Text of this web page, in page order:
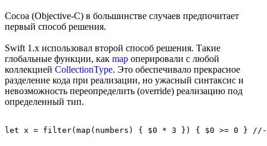
Cocoa (Objective-C) в большинстве случаев предпочитает
первый способ решения.
Swift 1.x использовал второй способ решения. Такие
глобальные функции, как map оперировали с любой
коллекцией CollectionType. Это обеспечивало прекрасное
разделение кода при реализации, но ужасный синтаксис и
невозможность переопределить (override) реализацию под
определенный тип.